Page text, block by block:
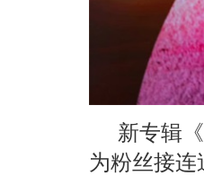
新专辑
为粉丝接